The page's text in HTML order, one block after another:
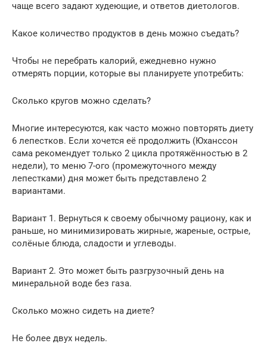
чаще всего задают худеющие, и ответов диетологов.
Какое количество продуктов в день можно съедать?
Чтобы не перебрать калорий, ежедневно нужно
отмерять порции, которые вы планируете употребить:
Сколько кругов можно сделать?
Многие интересуются, как часто можно повторять диету
6 лепестков. Если хочется её продолжить (Юханссон
сама рекомендует только 2 цикла протяжённостью в 2
недели), то меню 7-ого (промежуточного между
лепестками) дня может быть представлено 2
вариантами.
Вариант 1. Вернуться к своему обычному рациону, как и
раньше, но минимизировать жирные, жареные, острые,
солёные блюда, сладости и углеводы.
Вариант 2. Это может быть разгрузочный день на
минеральной воде без газа.
Сколько можно сидеть на диете?
Не более двух недель.